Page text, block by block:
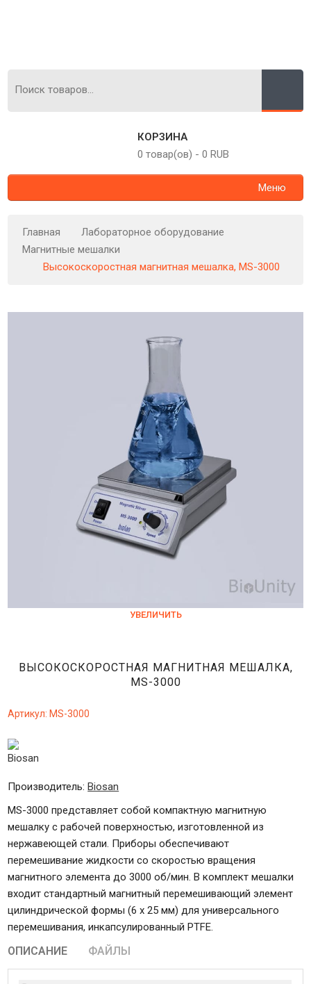
КОРЗИНА
0 товар(ов) - 0 RUB
Меню
Главная
Лабораторное оборудование
Магнитные мешалки
Высокоскоростная магнитная мешалка, MS-3000
УВЕЛИЧИТЬ
ВЫСОКОСКОРОСТНАЯ МАГНИТНАЯ МЕШАЛКА,
MS-3000
Артикул:MS-3000
Производитель:Biosan
MS-3000 представляет собой компактную магнитную
мешалку с рабочей поверхностью, изготовленной из
нержавеющей стали. Приборы обеспечивают
перемешивание жидкости со скоростью вращения
магнитного элемента до 3000 об/мин. В комплект мешалки
входит стандартный магнитный перемешивающий элемент
цилиндрической формы (6 х 25 мм) для универсального
перемешивания, инкапсулированный PTFE.
ОПИСАНИЕ ФАЙЛЫ